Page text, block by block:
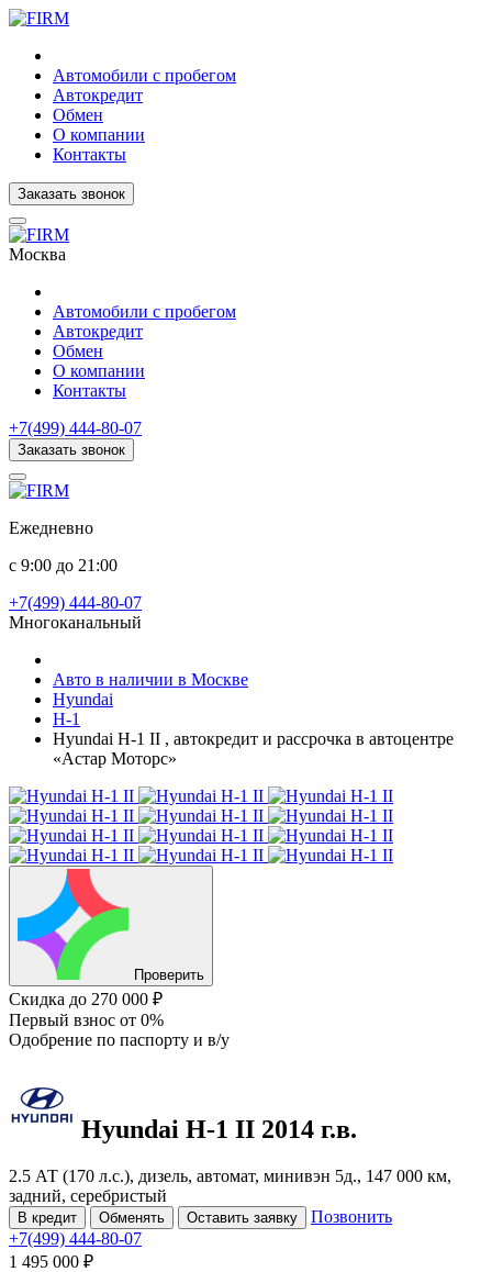
Автомобили с пробегом
Автокредит
Обмен
О компании
Контакты
Заказать звонок
Москва
Автомобили с пробегом
Автокредит
Обмен
О компании
Контакты
+7(499) 444-80-07
Заказать звонок
Ежедневно
с 9:00 до 21:00
+7(499) 444-80-07
Многоканальный
Авто в наличии в Москве
Hyundai
H-1
Hyundai H-1 II , автокредит и рассрочка в автоцентре
«Астар Моторс»
Проверить
Скидка до 270 000 ₽
Первый взнос от 0%
Одобрение по паспорту и в/у
Hyundai H-1 II 2014 г.в.
2.5 АТ (170 л.с.), дизель, автомат, минивэн 5д., 147 000 км,
задний, серебристый
В кредит Обменять Оставить заявку
Позвонить
+7(499) 444-80-07
1 495 000 ₽